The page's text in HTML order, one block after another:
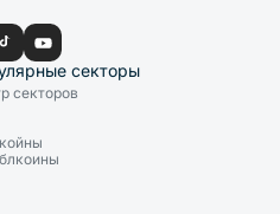
секторы
секторов